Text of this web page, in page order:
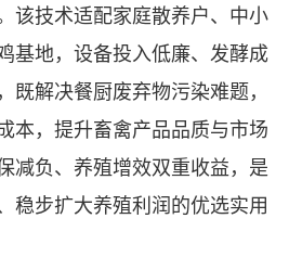
该技术适配家庭散养户、中小
基地，设备投入低廉、发酵成
既解决餐厨废弃物污染难题，
本，提升畜禽产品品质与市场
减负、养殖增效双重收益，是
稳步扩大养殖利润的优选实用